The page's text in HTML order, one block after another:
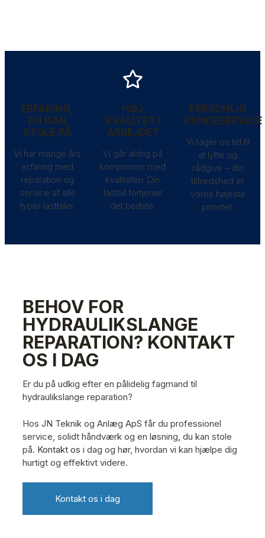
ERFARING,
DU KAN
STOLE PÅ
Vi har mange års
erfaring med
reparation og
service af alle
typer lastbiler.
HØJ
KVALITET I
ARBEJDET
Vi går aldrig på
kompromis med
kvaliteten. Din
lastbil fortjener
det bedste.
PERSONLIG
KUNDESERVICE
Vi tager os tid til
at lytte og
rådgive – din
tilfredshed er
vores højeste
prioritet.
BEHOV FOR
HYDRAULIKSLANGE
REPARATION? KONTAKT
OS I DAG
Er du på udkig efter en pålidelig fagmand til
hydraulikslange reparation?
Hos JN Teknik og Anlæg ApS får du professionel
service, solidt håndværk og en løsning, du kan stole
på. Kontakt os i dag og hør, hvordan vi kan hjælpe dig
hurtigt og effektivt videre.
Kontakt os i dag